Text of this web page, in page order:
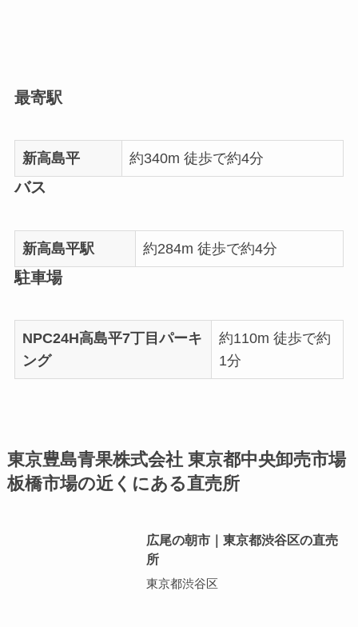
最寄駅
新高島平 約340m 徒歩で約4分
バス
新高島平駅 約284m 徒歩で約4分
駐車場
NPC24H高島平7丁目パーキ
ング
約110m 徒歩で約
1分
東京豊島青果株式会社 東京都中央卸売市場
板橋市場の近くにある直売所
広尾の朝市｜東京都渋谷区の直売
所
東京都渋谷区